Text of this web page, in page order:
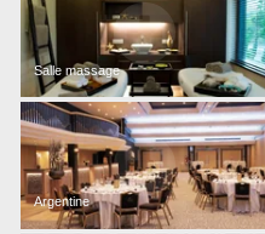
Salle massage
Argentine